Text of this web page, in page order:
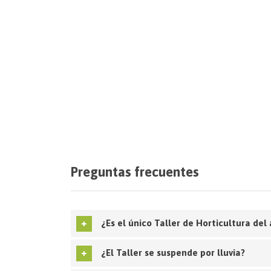
Preguntas frecuentes
¿Es el único Taller de Horticultura del
¿El Taller se suspende por lluvia?